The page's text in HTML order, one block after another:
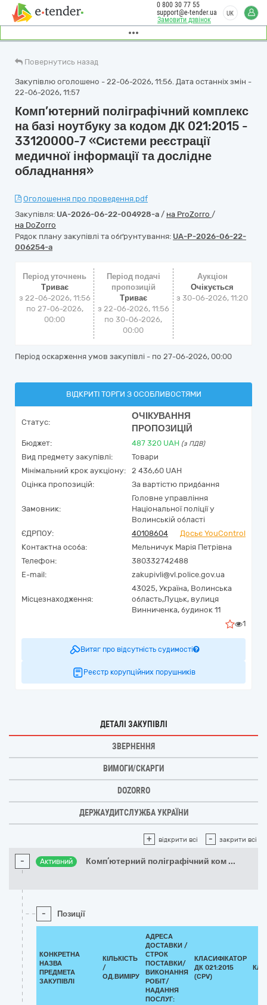
Замовити дзвінок
0 800 30 77 55
support@e-tender.ua
UK
Повернутись назад
Закупівлю оголошено - 22-06-2026, 11:56. Дата останніх змін -
22-06-2026, 11:57
Комп’ютерний поліграфічний комплекс
на базі ноутбуку за кодом ДК 021:2015 -
33120000-7 «Системи реєстрації
медичної інформації та дослідне
обладнання»
Оголошення про проведення.pdf
Закупівля: UA-2026-06-22-004928-a / на ProZorro /
на DoZorro
Рядок плану закупівлі та обґрунтування: UA-P-2026-06-22-
006254-a
Період уточнень
Триває
з 22-06-2026, 11:56
по 27-06-2026,
00:00
Період подачі
пропозицій
Триває
з 22-06-2026, 11:56
по 30-06-2026,
00:00
Аукціон
Очікується
з30-06-2026, 11:20
Період оскарження умов закупівлі - по 27-06-2026, 00:00
ВІДКРИТІ ТОРГИ З ОСОБЛИВОСТЯМИ
Статус:
ОЧІКУВАННЯ
ПРОПОЗИЦІЙ
Бюджет: 487 320 UAH (з ПДВ)
Вид предмету закупівлі:
Товари
Мінімальний крок аукціону:
2 436,60 UAH
Оцінка пропозицій:
За вартістю придбання
Замовник:
Головне управління
Національної поліції у
Волинській області
ЄДРПОУ:
40108604
Досьє YouControl
Контактна особа:
Мельничук Марія Петрівна
Телефон:
380332742488
E-mail:
zakupivli@vl.police.gov.ua
Місцезнаходження:
43025, Україна, Волинська
область,Луцьк, вулиця
Винниченка, будинок 11
1
Витяг про відсутність судимості
Реєстр корупційних порушників
ДЕТАЛІ ЗАКУПІВЛІ
ЗВЕРНЕННЯ
ВИМОГИ/СКАРГИ
DOZORRO
ДЕРЖАУДИТСЛУЖБА УКРАЇНИ
+ відкрити всі - закрити всі
- Активний Комп’ютерний поліграфічний ком ...
- Позиції
КОНКРЕТНА
НАЗВА
ПРЕДМЕТА
ЗАКУПІВЛІ
КІЛЬКІСТЬ
/
ОД.ВИМІРУ
АДРЕСА
ДОСТАВКИ /
СТРОК
ПОСТАВКИ/
ВИКОНАННЯ
РОБІТ/
НАДАННЯ
ПОСЛУГ:
КЛАСИФІКАТОР
ДК 021:2015
(CPV)